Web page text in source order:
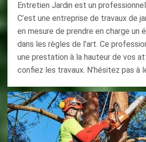
Entretien Jardin est un
C’est une entreprise de travaux de
en mesure de prendre en charge un
dans les règles de l’art. Ce
une prestation à la hauteur de vos
confiez les travaux. N’hésitez pas à